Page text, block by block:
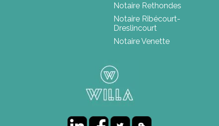
Notaire Rethondes
Notaire Ribécourt-
Dreslincourt
Notaire Venette